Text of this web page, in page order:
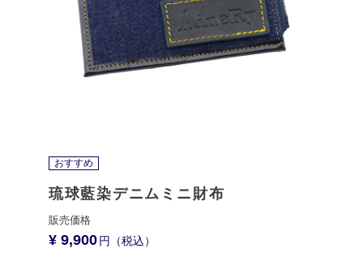
おすすめ
琉球藍染デニムミニ財布
¥ 9,900